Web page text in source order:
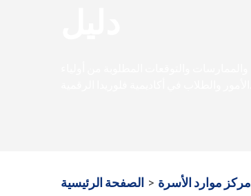
الصفحة الرئيسية > مركز موارد الأسرة